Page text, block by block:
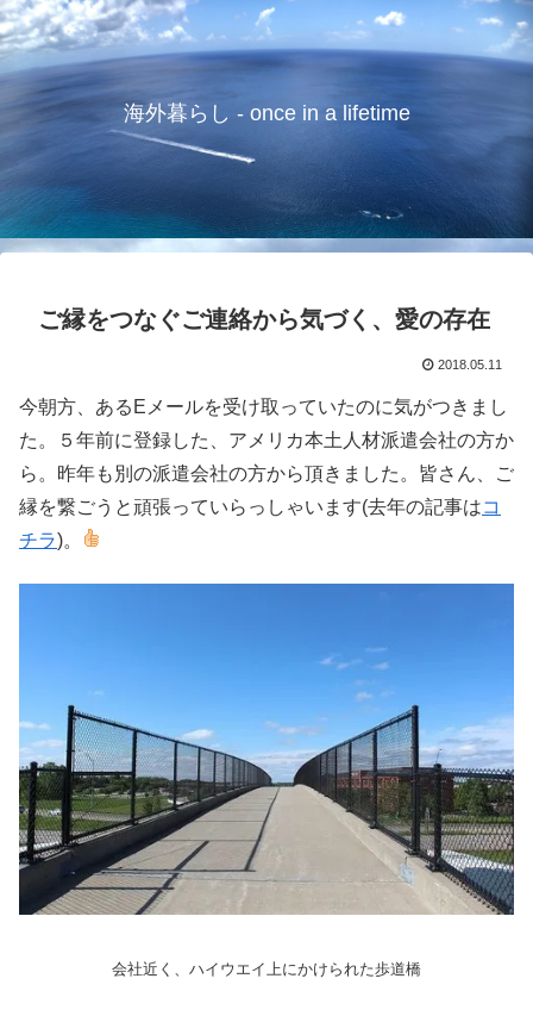
海外暮らし - once in a lifetime
ご縁をつなぐご連絡から気づく、愛の存在
2018.05.11
今朝方、あるEメールを受け取っていたのに気がつきまし
た。５年前に登録した、アメリカ本土人材派遣会社の方か
ら。昨年も別の派遣会社の方から頂きました。皆さん、ご
縁を繋ごうと頑張っていらっしゃいます(去年の記事はコ
チラ)。
会社近く、ハイウエイ上にかけられた歩道橋